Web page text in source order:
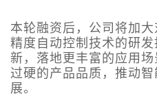
本轮融资后，公司将加
精度自动控制技术的研
新，落地更丰富的应用
过硬的产品品质，推动
展。